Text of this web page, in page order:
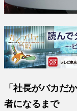
「社長がバカだ
者になるまで